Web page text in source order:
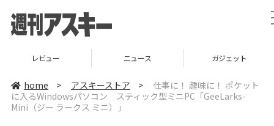
レビュー ニュース ガジェット
home > アスキーストア >
仕事に！ 趣味に！ ポケット
に入るWindowsパソコン スティック型ミニPC「GeeLarks-
Mini（ジー ラークス ミニ）」